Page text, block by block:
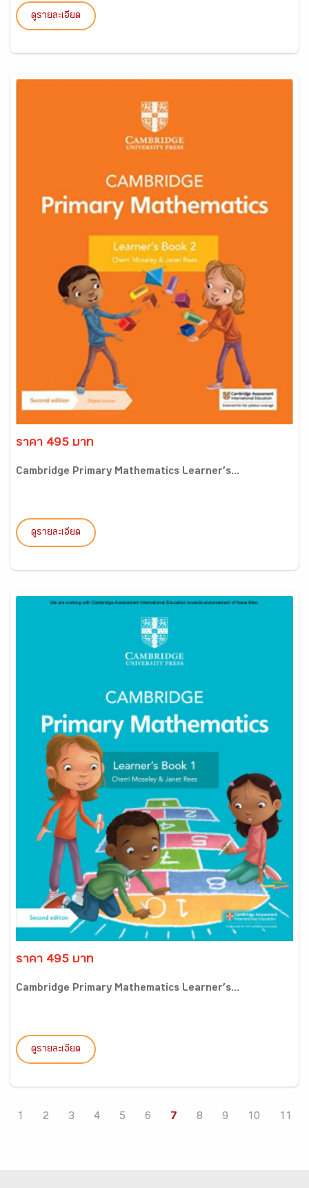
ดูรายละเอียด
ราคา 495 บาท
Cambridge Primary Mathematics Learner’s...
ดูรายละเอียด
ราคา 495 บาท
Cambridge Primary Mathematics Learner’s...
ดูรายละเอียด
1 2 3 4 5 6 7 8 9 10 11